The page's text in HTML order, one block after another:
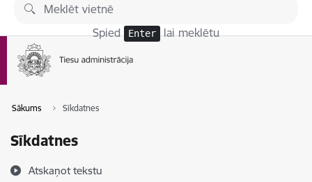
Pāriet uz lapas saturu
Spied Enter lai meklētu
Sākums Sīkdatnes
Sīkdatnes
Atskaņot tekstu